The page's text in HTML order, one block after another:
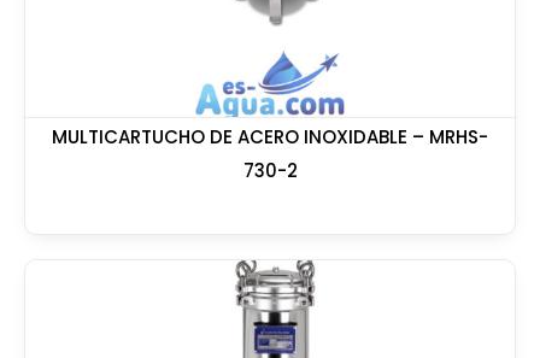
MULTICARTUCHO DE ACERO INOXIDABLE – MRHS-
730-2